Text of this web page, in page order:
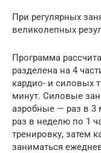
При регулярных
великолепных
Программа
разделена на 4
кардио- и силовых
минут. Силовые
аэробные — раз в 3
раз в неделю по 1
тренировку, затем
заниматься